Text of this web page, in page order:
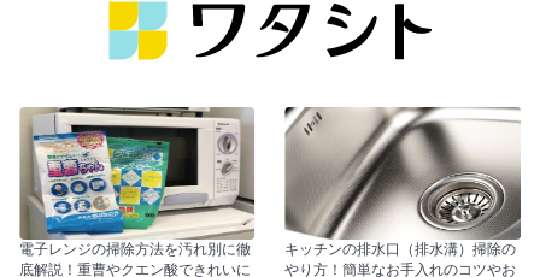
電子レンジの掃除方法を汚れ別に徹
底解説！重曹やクエン酸できれいに
キッチンの排水口（排水溝）掃除の
やり方！簡単なお手入れのコツやお